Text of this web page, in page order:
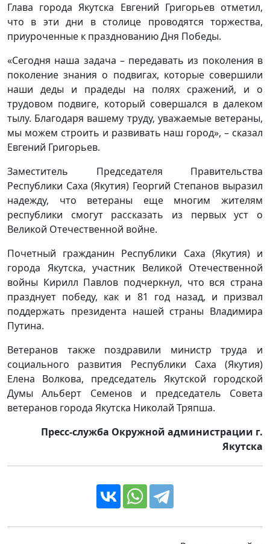
Глава города Якутска Евгений Григорьев отметил,
что в эти дни в столице проводятся торжества,
приуроченные к празднованию Дня Победы.
«Сегодня наша задача – передавать из поколения в
поколение знания о подвигах, которые совершили
наши деды и прадеды на полях сражений, и о
трудовом подвиге, который совершался в далеком
тылу. Благодаря вашему труду, уважаемые ветераны,
мы можем строить и развивать наш город», – сказал
Евгений Григорьев.
Заместитель Председателя Правительства
Республики Саха (Якутия) Георгий Степанов выразил
надежду, что ветераны еще многим жителям
республики смогут рассказать из первых уст о
Великой Отечественной войне.
Почетный гражданин Республики Саха (Якутия) и
города Якутска, участник Великой Отечественной
войны Кирилл Павлов подчеркнул, что вся страна
празднует победу, как и 81 год назад, и призвал
поддержать президента нашей страны Владимира
Путина.
Ветеранов также поздравили министр труда и
социального развития Республики Саха (Якутия)
Елена Волкова, председатель Якутской городской
Думы Альберт Семенов и председатель Совета
ветеранов города Якутска Николай Тряпша.
Пресс-служба Окружной администрации г.
Якутска